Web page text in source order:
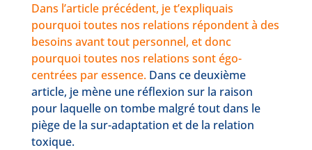
Dans l’article précédent, je t’expliquais
pourquoi toutes nos relations répondent à des
besoins avant tout personnel, et donc
pourquoi toutes nos relations sont égo-
centrées par essence.Dans ce deuxième
article, je mène une réflexion sur la raison
pour laquelle on tombe malgré tout dans le
piège de la sur-adaptation et de la relation
toxique.